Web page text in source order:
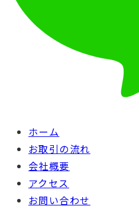
ホーム
お取引の流れ
会社概要
アクセス
お問い合わせ